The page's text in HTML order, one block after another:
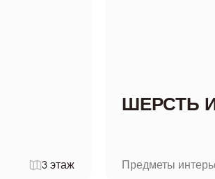
3 этаж
ШЕРСТЬ
Предметы